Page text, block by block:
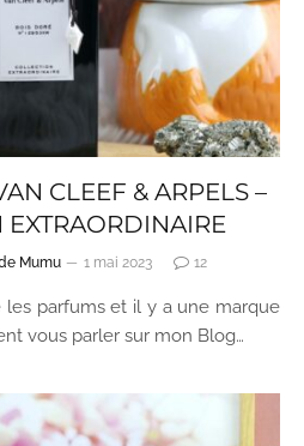
CLEEF & ARPELS –
EXTRAORDINAIRE
Mumu 1 mai 2023 12
les parfums et il y a une marque
vous parler sur mon Blog…